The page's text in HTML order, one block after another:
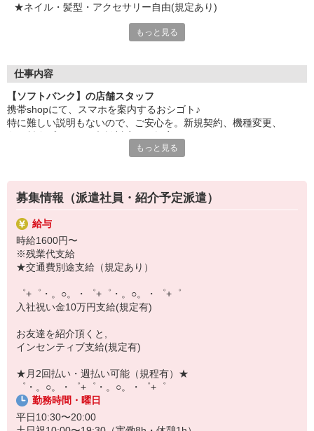
★ネイル・髪型・アクセサリー自由(規定あり)
各キャリアの新機種が特別価格で購入OK！！
特別割引価格でご利用可能☆
お得に過ごしたいあなたの味方です♪
【選べるお仕事いろいろ】
事務、経理、データ入力、コールセンター、受付
▼工場・製造・軽作業系
機械/食品製造・梱包・仕分け・加工・組立・検査
▼美容系
眉毛サロンのアイブロウ・ネイリスト・エステ
▼営業・販売
法人営業・アパレル販売・個別指導塾・人材紹介
▼人気案件も多数♪
短期・期間限定・オープニング・官公庁案件
上場/優良/大手企業など
【スマホ面接実施中】
￣￣￣￣￣￣￣￣￣
自宅に居ながらスマホでカンタン面接OK！
オンライン面談なのでスピード対応。
即日登録もOK♪
気になった方はお気軽にご相談ください！
もっと見る
仕事内容
【ソフトバンク】の店舗スタッフ
携帯shopにて、スマホを案内するおシゴト♪
特に難しい説明もないので、ご安心を。新規契約、機種変更、
満足度◎
■携帯やインターネット販売業務
docomo(ドコモ)/au(エーユー)・KDDI/softbank(ソフトバンク)など
の大手キャリアから
ワイモバイル(Y!mobille)、楽天モバイル、UQなど格安スマホまで幅
広く紹介可能♪
もっと見る
募集情報（派遣社員・紹介予定派遣）
給与
時給1600円〜
※残業代支給
★交通費別途支給（規定あり）
゜+゜・。○。・゜+゜・。○。・゜+゜
入社祝い金10万円支給(規定有)
お友達を紹介頂くと,
インセンティブ支給(規定有)
★月2回払い・週払い可能（規程有）★
゜・。○。・゜+゜・。○。・゜+゜
勤務時間・曜日
平日10:30〜20:00